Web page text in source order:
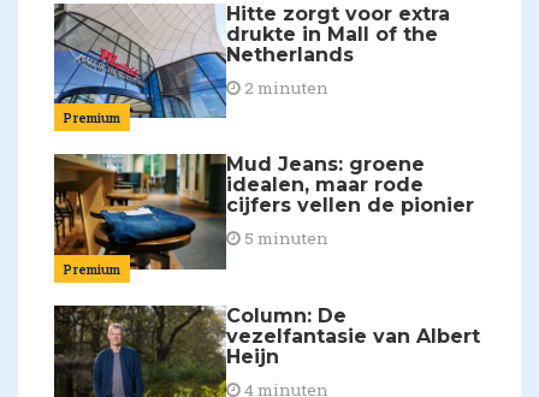
Premium
Hitte zorgt voor extra
drukte in Mall of the
Netherlands
2 minuten
Premium
Mud Jeans: groene
idealen, maar rode
cijfers vellen de pionier
5 minuten
Column: De
vezelfantasie van Albert
Heijn
4 minuten